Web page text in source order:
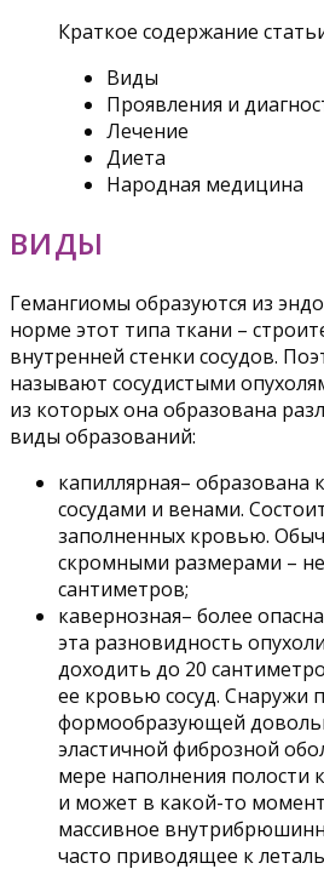
Краткое содержание
Виды
Проявления и
Лечение
Диета
Народная медицина
ВИДЫ
Гемангиомы образуются из
норме этот типа ткани –
внутренней стенки сосудов.
называют сосудистыми
из которых она образована
виды образований:
капиллярная– образована
сосудами и венами.
заполненных кровью.
скромными размерами –
сантиметров;
кавернозная– более
эта разновидность
доходить до 20
ее кровью сосуд. Снаружи
формообразующей
эластичной фиброзной
мере наполнения полости
и может в какой-то
массивное
часто приводящее к